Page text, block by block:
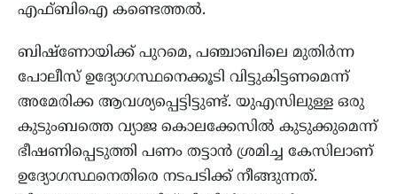
എഫ്ബിഐ കണ്ടെത്തല്‍.
ബിഷ്‌ണോയിക്ക് പുറമെ, പഞ്ചാബിലെ മുതിര്‍ന്ന
പോലീസ് ഉദ്യോഗസ്ഥനെക്കൂടി വിട്ടുകിട്ടണമെന്ന്
അമേരിക്ക ആവശ്യപ്പെട്ടിട്ടുണ്ട്. യുഎസിലുള്ള ഒരു
കുടുംബത്തെ വ്യാജ കൊലക്കേസില്‍ കുടുക്കുമെന്ന്
ഭീഷണിപ്പെടുത്തി പണം തട്ടാന്‍ ശ്രമിച്ച കേസിലാണ്
ഉദ്യോഗസ്ഥനെതിരെ നടപടിക്ക് നീങ്ങുന്നത്.